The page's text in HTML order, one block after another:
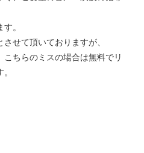
。
せて頂いておりますが、
こちらのミスの場合は無料でリ